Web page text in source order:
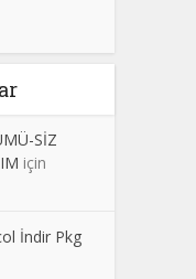
SİZ
için
İndir Pkg